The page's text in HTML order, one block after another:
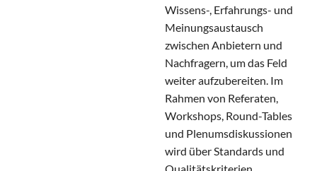
Wissens-, Erfahrungs- und
Meinungsaustausch
zwischen Anbietern und
Nachfragern, um das Feld
weiter aufzubereiten. Im
Rahmen von Referaten,
Workshops, Round-Tables
und Plenumsdiskussionen
wird über Standards und